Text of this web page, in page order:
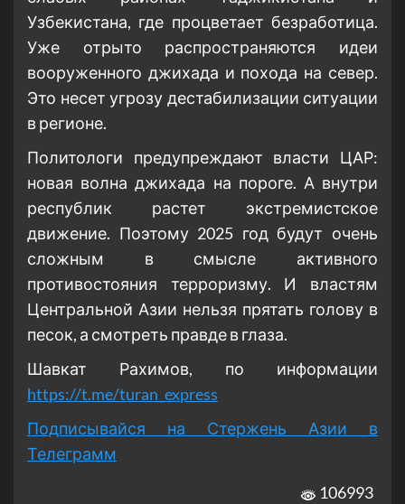
Узбекистана, где процветает безработица.
Уже отрыто распространяются идеи
вооруженного джихада и похода на север.
Это несет угрозу дестабилизации ситуации
в регионе.
Политологи предупреждают власти ЦАР:
новая волна джихада на пороге. А внутри
республик растет экстремистское
движение. Поэтому 2025 год будут очень
сложным в смысле активного
противостояния терроризму. И властям
Центральной Азии нельзя прятать голову в
песок, а смотреть правде в глаза.
Шавкат Рахимов, по информации
https://t.me/turan_express
Подписывайся на Стержень Азии в
Телеграмм
106993